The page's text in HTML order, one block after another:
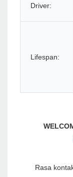
Driver:
Lifespan: